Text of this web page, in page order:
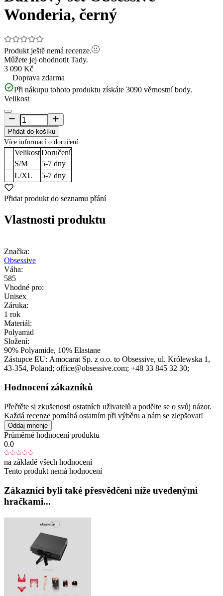
Wonderia, černý
Produkt ještě nemá recenze.
Můžete jej ohodnotit Tady.
3 090 Kč
Doprava zdarma
Při nákupu tohoto produktu získáte 3090 věrnostní body.
Velikost
Přidat do košíku
Více informací o doručení
VelikostDoručení
S/M
5-7 dny
L/XL
5-7 dny
Přidat produkt do seznamu přání
Vlastnosti produktu
Značka:
Obsessive
Váha:
585
Vhodné pro:
Unisex
Záruka:
1 rok
Materiál:
Polyamid
Složení:
90% Polyamide, 10% Elastane
Zástupce EU: Amocarat Sp. z o.o. to Obsessive, ul. Królewska 1 ,
43-354, Poland; office@obsessive.com; +48 33 845 32 30;
Hodnocení zákazníků
Přečtěte si zkušenosti ostatních uživatelů a podělte se o svůj názor.
Každá recenze pomáhá ostatním při výběru a nám se zlepšovat!
Oddaj mnenje
Průměrné hodnocení produktu
0.0
na základě všech hodnocení
Tento produkt nemá hodnocení
Zákazníci byli také přesvědčeni níže uvedenými
hračkami...